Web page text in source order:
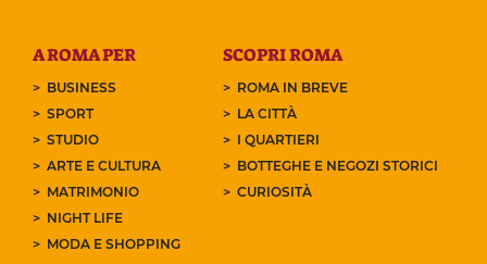
A ROMA PER
BUSINESS
SPORT
STUDIO
ARTE E CULTURA
MATRIMONIO
NIGHT LIFE
MODA E SHOPPING
SCOPRI ROMA
ROMA IN BREVE
LA CITTÀ
I QUARTIERI
BOTTEGHE E NEGOZI STORICI
CURIOSITÀ